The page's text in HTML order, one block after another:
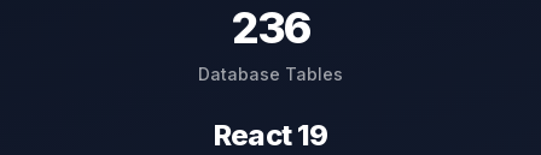
236
Database Tables
React 19